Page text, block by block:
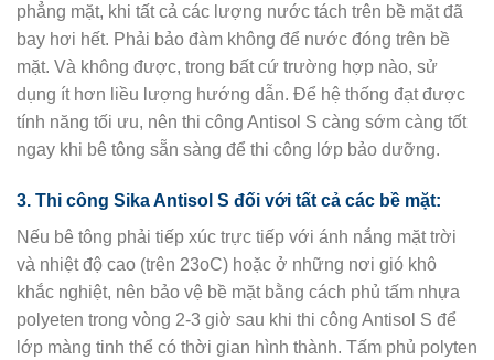
phẳng mặt, khi tất cả các lượng nước tách trên bề mặt đã
bay hơi hết. Phải bảo đàm không để nước đóng trên bề
mặt. Và không được, trong bất cứ trường hợp nào, sử
dụng ít hơn liều lượng hướng dẫn. Để hệ thống đạt được
tính năng tối ưu, nên thi công Antisol S càng sớm càng tốt
ngay khi bê tông sẵn sàng để thi công lớp bảo dưỡng.
3. Thi công Sika Antisol S đối với tất cả các bề mặt:
Nếu bê tông phải tiếp xúc trực tiếp với ánh nắng mặt trời
và nhiệt độ cao (trên 23oC) hoặc ở những nơi gió khô
khắc nghiệt, nên bảo vệ bề mặt bằng cách phủ tấm nhựa
polyeten trong vòng 2-3 giờ sau khi thi công Antisol S để
lớp màng tinh thể có thời gian hình thành. Tấm phủ polyten